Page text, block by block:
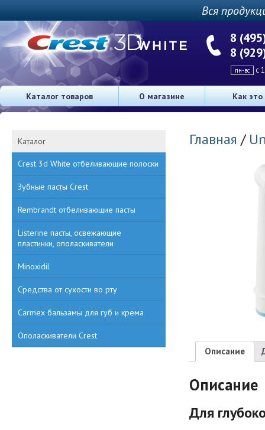
Вся
8
8
пн-вс с
Каталог товаров О магазине Как
Главная /
Описание
Описание
Для
Каталог
Crest 3d White отбеливающие полоски
Зубные пасты Crest
Rembrandt отбеливающие пасты
Listerine пасты, освежающие
пластинки, ополаскиватели
Minoxidil
Средства от сухости во рту
Carmex бальзамы для губ и крема
Ополаскиватели Crest